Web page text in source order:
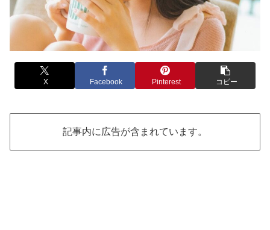
X Facebook Pinterest コピー
記事内に広告が含まれています。